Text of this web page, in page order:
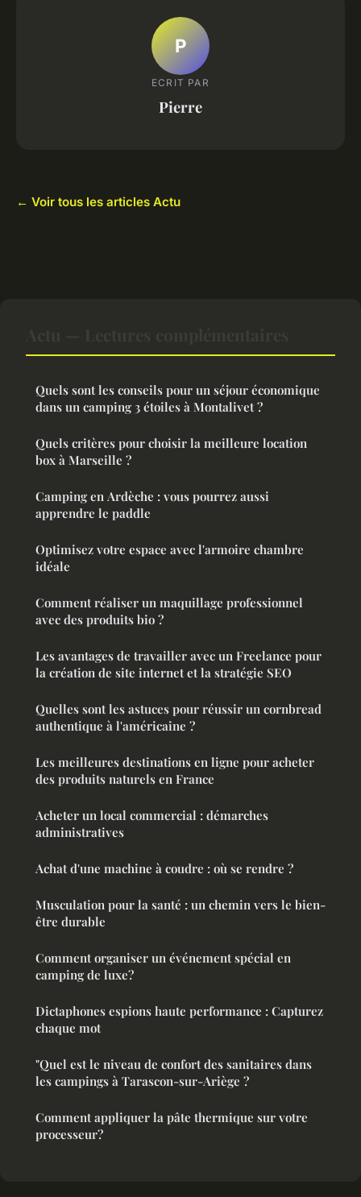
P
ECRIT PAR
Pierre
← Voir tous les articles Actu
Quels sont les conseils pour un séjour économique
dans un camping 3 étoiles à Montalivet ?
Quels critères pour choisir la meilleure location
box à Marseille ?
Camping en Ardèche : vous pourrez aussi
apprendre le paddle
Optimisez votre espace avec l'armoire chambre
idéale
Comment réaliser un maquillage professionnel
avec des produits bio ?
Les avantages de travailler avec un Freelance pour
la création de site internet et la stratégie SEO
Quelles sont les astuces pour réussir un cornbread
authentique à l'américaine ?
Les meilleures destinations en ligne pour acheter
des produits naturels en France
Acheter un local commercial : démarches
administratives
Achat d'une machine à coudre : où se rendre ?
Musculation pour la santé : un chemin vers le bien-
être durable
Comment organiser un événement spécial en
camping de luxe?
Dictaphones espions haute performance : Capturez
chaque mot
"Quel est le niveau de confort des sanitaires dans
les campings à Tarascon-sur-Ariège ?
Comment appliquer la pâte thermique sur votre
processeur?